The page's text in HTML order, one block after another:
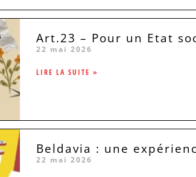
Art.23 – Pour un Etat
22 mai 2026
LIRE LA SUITE »
Beldavia : une
22 mai 2026